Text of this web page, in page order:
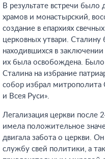
В результате встречи
храмов и монастырский,
создание в епархиях
церковных утвари. Сталину
находившихся в
их была освобождена.
Сталина на избрание
собор избрал митрополита
и Всея Руси».
Легализация церкви после
имела положительное
двигала забота о церкви.
службу свей политики, а